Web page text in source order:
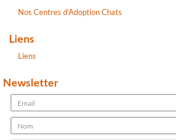
Nos Centres d’Adoption Chats
Liens
Liens
Newsletter